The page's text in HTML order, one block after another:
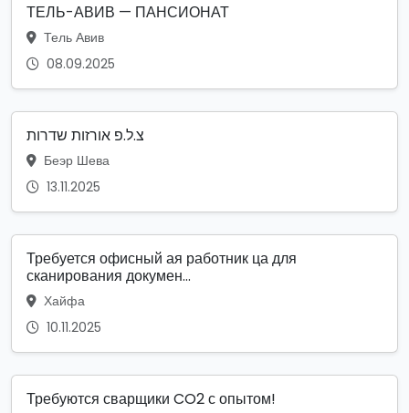
ТЕЛЬ-АВИВ — ПАНСИОНАТ
Тель Авив
08.09.2025
צ.ל.פ אורזות שדרות
Беэр Шева
13.11.2025
Требуется офисный ая работник ца для
сканирования докумен...
Хайфа
10.11.2025
Требуются сварщики CO2 с опытом!